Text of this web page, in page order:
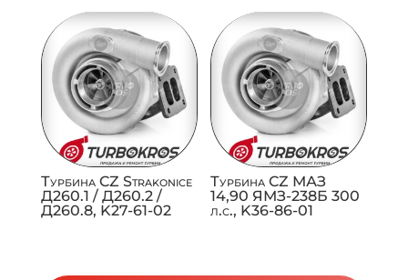
Турбина CZ Strakonice
Д260.1 / Д260.2 /
Д260.8, K27-61-02
Турбина CZ МАЗ
14,90 ЯМЗ-238Б 300
л.с., K36-86-01